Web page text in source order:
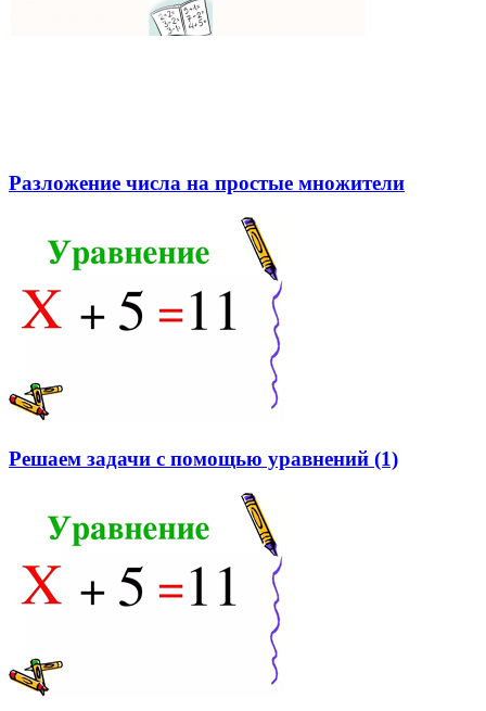
Разложение числа на простые множители
Решаем задачи с помощью уравнений (1)